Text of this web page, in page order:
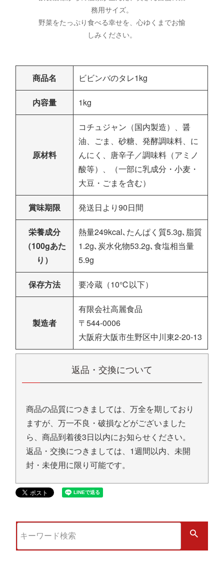
務用サイズ。
野菜をたっぷり食べる幸せを、心ゆくまでお愉
しみください。
商品名 ビビンバのタレ1kg
内容量 1kg
原材料
コチュジャン（国内製造）、醤
油、ごま、砂糖、発酵調味料、に
んにく、唐辛子／調味料（アミノ
酸等）、（一部に乳成分・小麦・
大豆・ごまを含む）
賞味期限 発送日より90日間
栄養成分
（100gあた
り）
熱量249kcal､たんぱく質5.3g､脂質
1.2g､炭水化物53.2g､食塩相当量
5.9g
保存方法 要冷蔵（10℃以下）
製造者
有限会社高麗食品
〒544-0006
大阪府大阪市生野区中川東2-20-13
返品・交換について
商品の品質につきましては、万全を期しており
ますが、万一不良・破損などがございました
ら、商品到着後3日以内にお知らせください。
返品・交換につきましては、1週間以内、未開
封・未使用に限り可能です。